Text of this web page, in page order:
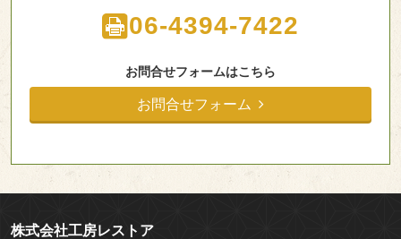
06-4394-7422
お問合せフォームはこちら
お問合せフォーム
株式会社工房レストア